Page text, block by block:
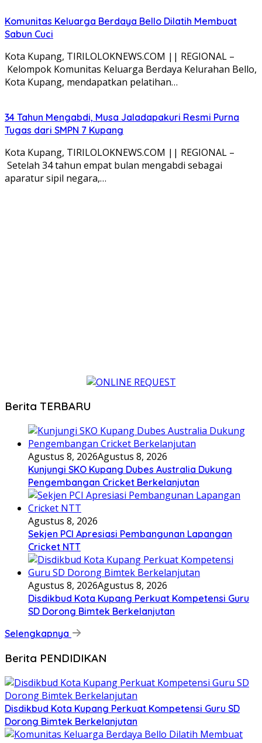
Komunitas Keluarga Berdaya Bello Dilatih Membuat
Sabun Cuci
Kota Kupang, TIRILOLOKNEWS.COM || REGIONAL –
Kelompok Komunitas Keluarga Berdaya Kelurahan Bello,
Kota Kupang, mendapatkan pelatihan…
34 Tahun Mengabdi, Musa Jaladapakuri Resmi Purna
Tugas dari SMPN 7 Kupang
Kota Kupang, TIRILOLOKNEWS.COM || REGIONAL –
Setelah 34 tahun empat bulan mengabdi sebagai
aparatur sipil negara,…
Berita TERBARU
Agustus 8, 2026Agustus 8, 2026
Kunjungi SKO Kupang Dubes Australia Dukung
Pengembangan Cricket Berkelanjutan
Agustus 8, 2026
Sekjen PCI Apresiasi Pembangunan Lapangan
Cricket NTT
Agustus 8, 2026Agustus 8, 2026
Disdikbud Kota Kupang Perkuat Kompetensi Guru
SD Dorong Bimtek Berkelanjutan
Selengkapnya
Berita PENDIDIKAN
Disdikbud Kota Kupang Perkuat Kompetensi Guru SD
Dorong Bimtek Berkelanjutan